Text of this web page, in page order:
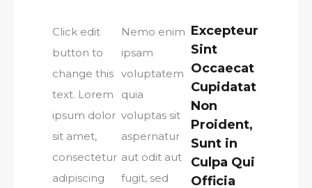
Click edit
button to
change this
text. Lorem
ipsum dolor
sit amet,
consectetur
adipiscing
Nemo enim
ipsam
voluptatem
quia
voluptas sit
aspernatur
aut odit aut
fugit, sed
Excepteur
Sint
Occaecat
Cupidatat
Non
Proident,
Sunt in
Culpa Qui
Officia